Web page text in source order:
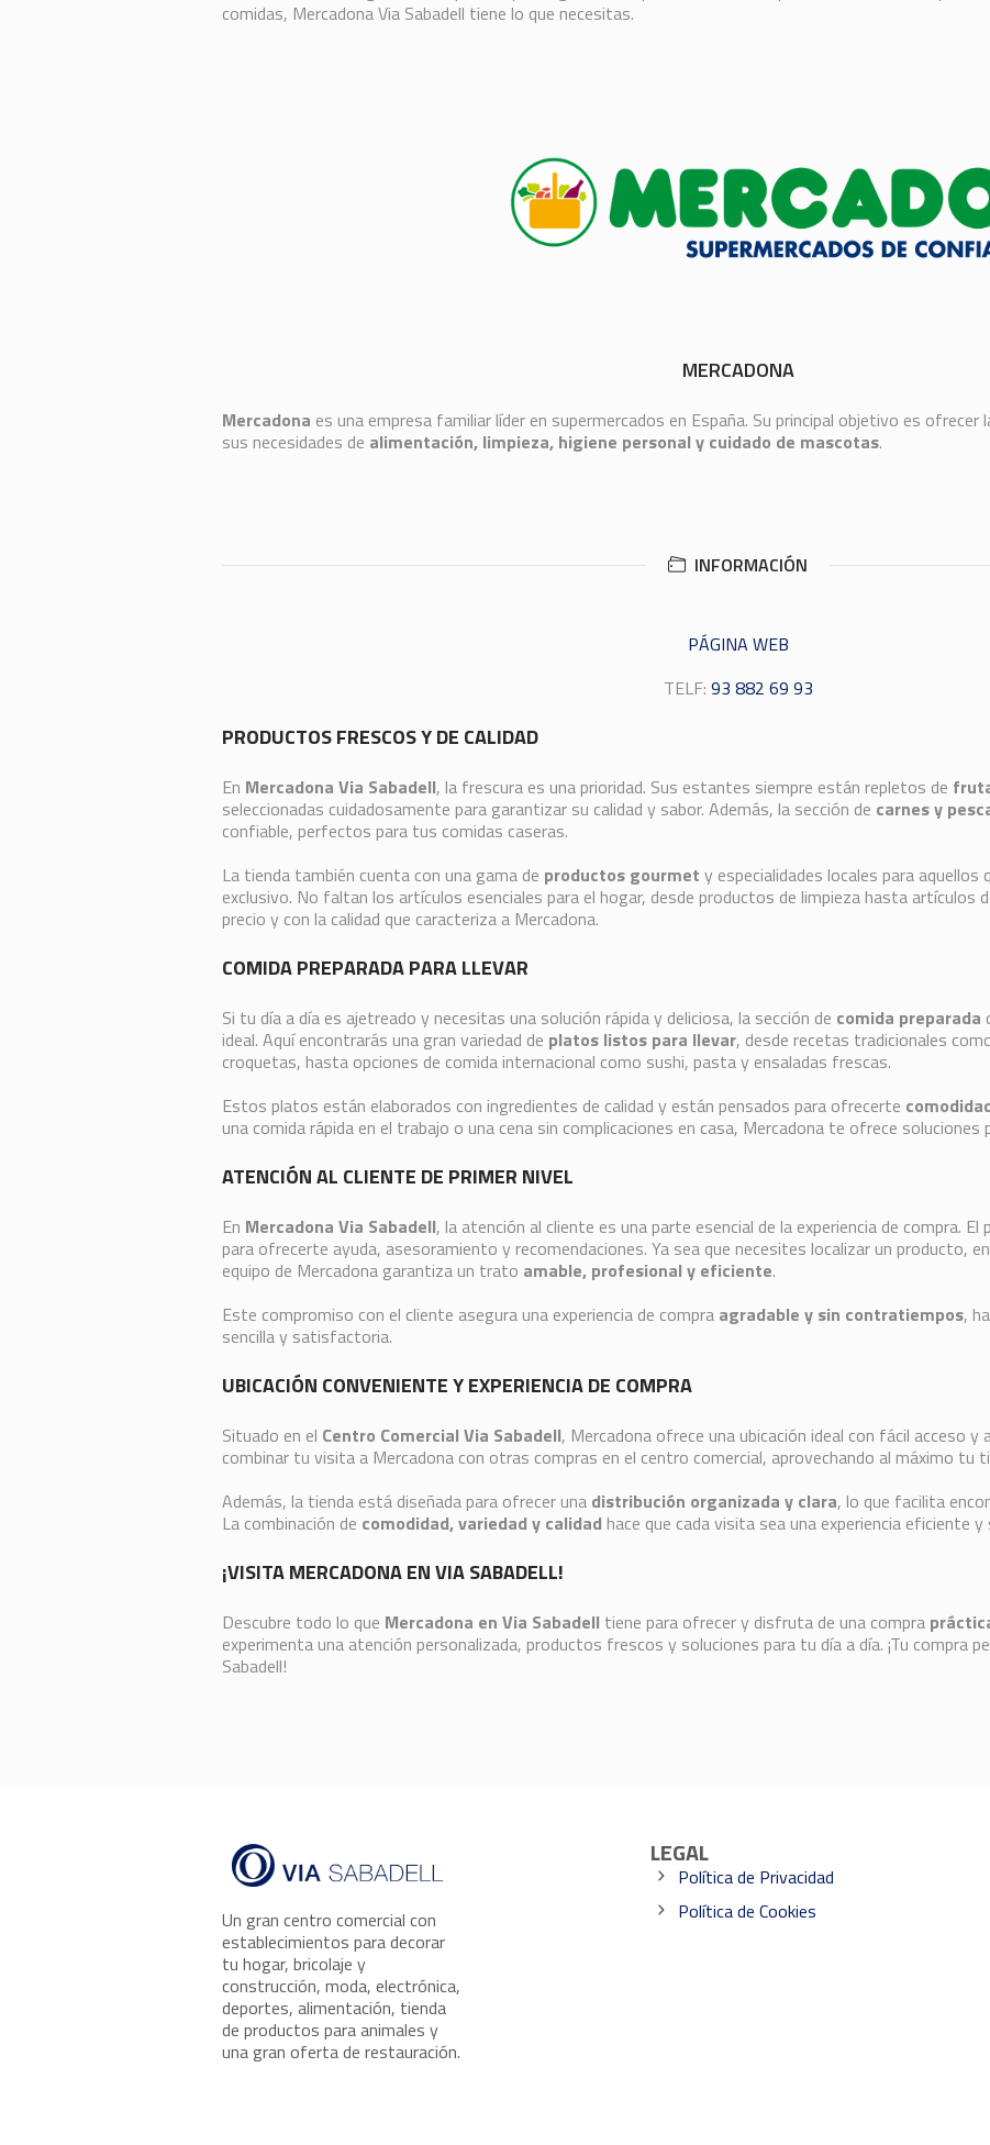
comidas, Mercadona Via Sabadell tiene lo que necesitas.
MERCADONA
Mercadona es una empresa familiar líder en supermercados en España. Su principal objetivo es
sus necesidades de alimentación, limpieza, higiene personal y cuidado de mascotas.
INFORMACIÓN
PÁGINA WEB
TELF: 93 882 69 93
PRODUCTOS FRESCOS Y DE CALIDAD
En Mercadona Via Sabadell, la frescura es una prioridad. Sus estantes siempre están repletos de
seleccionadas cuidadosamente para garantizar su calidad y sabor. Además, la sección de carnes y
confiable, perfectos para tus comidas caseras.
La tienda también cuenta con una gama de productos gourmet y especialidades locales para
exclusivo. No faltan los artículos esenciales para el hogar, desde productos de limpieza hasta artículos
precio y con la calidad que caracteriza a Mercadona.
COMIDA PREPARADA PARA LLEVAR
Si tu día a día es ajetreado y necesitas una solución rápida y deliciosa, la sección de comida preparada
ideal. Aquí encontrarás una gran variedad de platos listos para llevar, desde recetas tradicionales
croquetas, hasta opciones de comida internacional como sushi, pasta y ensaladas frescas.
Estos platos están elaborados con ingredientes de calidad y están pensados para ofrecerte
una comida rápida en el trabajo o una cena sin complicaciones en casa, Mercadona te ofrece soluciones
ATENCIÓN AL CLIENTE DE PRIMER NIVEL
En Mercadona Via Sabadell, la atención al cliente es una parte esencial de la experiencia de compra.
para ofrecerte ayuda, asesoramiento y recomendaciones. Ya sea que necesites localizar un producto,
equipo de Mercadona garantiza un trato amable, profesional y eficiente.
Este compromiso con el cliente asegura una experiencia de compra agradable y sin contratiempos,
sencilla y satisfactoria.
UBICACIÓN CONVENIENTE Y EXPERIENCIA DE COMPRA
Situado en el Centro Comercial Via Sabadell, Mercadona ofrece una ubicación ideal con fácil acceso
combinar tu visita a Mercadona con otras compras en el centro comercial, aprovechando al máximo tu
Además, la tienda está diseñada para ofrecer una distribución organizada y clara, lo que facilita
La combinación de comodidad, variedad y calidad hace que cada visita sea una experiencia eficiente
¡VISITA MERCADONA EN VIA SABADELL!
Descubre todo lo que Mercadona en Via Sabadell tiene para ofrecer y disfruta de una compra
experimenta una atención personalizada, productos frescos y soluciones para tu día a día. ¡Tu compra
Sabadell!
Un gran centro comercial con
establecimientos para decorar
tu hogar, bricolaje y
construcción, moda, electrónica,
deportes, alimentación, tienda
de productos para animales y
una gran oferta de restauración.
LEGAL
Política de Privacidad
Política de Cookies